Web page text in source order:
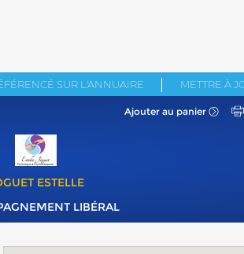
SUR L'ANNUAIRE METTRE À
Ajouter au panier
ESTELLE
LIBÉRAL